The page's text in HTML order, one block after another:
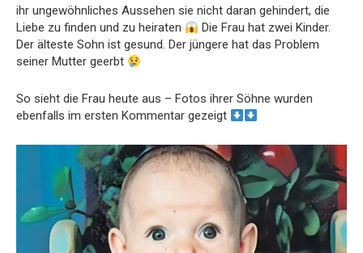
ihr ungewöhnliches Aussehen sie nicht daran gehindert, die
Liebe zu finden und zu heiraten
Die Frau hat zwei Kinder.
Der älteste Sohn ist gesund. Der jüngere hat das Problem
seiner Mutter geerbt
So sieht die Frau heute aus – Fotos ihrer Söhne wurden
ebenfalls im ersten Kommentar gezeigt